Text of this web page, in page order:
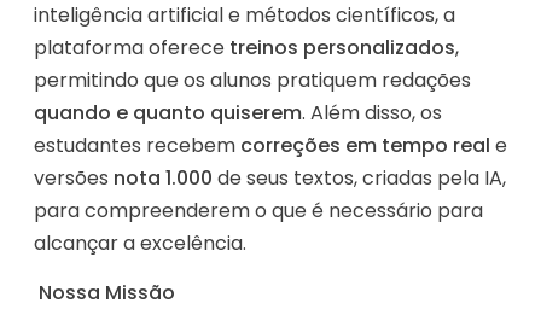
inteligência artificial e métodos científicos, a
plataforma oferece treinos personalizados,
permitindo que os alunos pratiquem redações
quando e quanto quiserem. Além disso, os
estudantes recebem correções em tempo real e
versões nota 1.000 de seus textos, criadas pela IA,
para compreenderem o que é necessário para
alcançar a excelência.
Nossa Missão